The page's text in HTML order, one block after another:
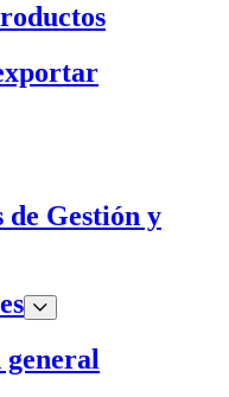
de Gestión y